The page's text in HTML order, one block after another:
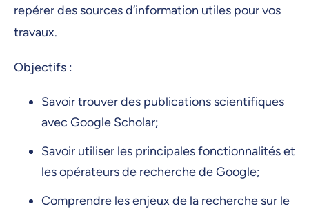
repérer des sources d’information utiles pour vos
travaux.
Objectifs :
Savoir trouver des publications scientifiques
avec Google Scholar;
Savoir utiliser les principales fonctionnalités et
les opérateurs de recherche de Google;
Comprendre les enjeux de la recherche sur le